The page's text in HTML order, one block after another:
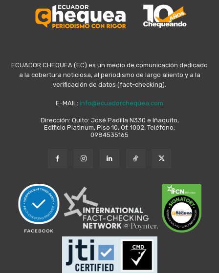
ECUADOR CHEQUEA (EC) es un medio de comunicación dedicado
a la cobertura noticiosa, al periodismo de largo aliento y a la
verificación de datos (fact-checking).
E-MAIL: info@ecuadorchequea.com
Dirección: Quito: José Padilla N330 e Iñaquito,
Edificio Platinum, Piso 10, Of. 1002. Teléfono:
0984535165